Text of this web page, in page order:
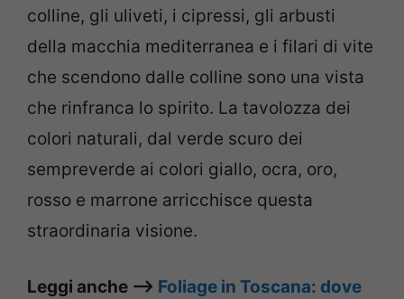
colline, gli uliveti, i cipressi, gli arbusti
della macchia mediterranea e i filari di vite
che scendono dalle colline sono una vista
che rinfranca lo spirito. La tavolozza dei
colori naturali, dal verde scuro dei
sempreverde ai colori giallo, ocra, oro,
rosso e marrone arricchisce questa
straordinaria visione.
Leggi anche –> Foliage in Toscana: dove